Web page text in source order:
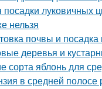
луковичных
нельзя
почвы и
деревья и
сорта яблонь для
в средней